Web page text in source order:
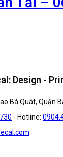
Design -
Bá Quát, Quận
- Hotline: